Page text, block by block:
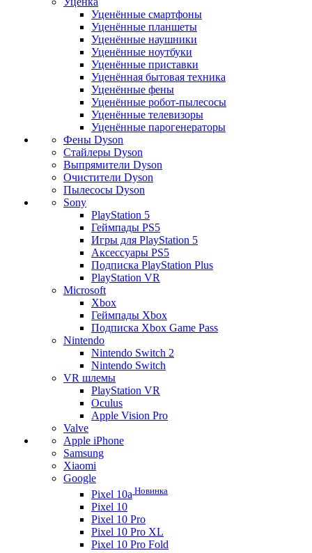
Уценённые смартфоны
Уценённые планшеты
Уценённые наушники
Уценённые ноутбуки
Уценённые приставки
Уценённая бытовая техника
Уценённые фены
Уценённые робот-пылесосы
Уценённые телевизоры
Уценённые парогенераторы
Фены Dyson
Стайлеры Dyson
Выпрямители Dyson
Очистители Dyson
Пылесосы Dyson
Sony
PlayStation 5
Геймпады PS5
Игры для PlayStation 5
Аксессуары PS5
Подписка PlayStation Plus
PlayStation VR
Microsoft
Xbox
Геймпады Xbox
Подписка Xbox Game Pass
Nintendo
Nintendo Switch 2
Nintendo Switch
VR шлемы
PlayStation VR
Oculus
Apple Vision Pro
Valve
Apple iPhone
Samsung
Xiaomi
Google
Pixel 10a Новинка
Pixel 10
Pixel 10 Pro
Pixel 10 Pro XL
Pixel 10 Pro Fold